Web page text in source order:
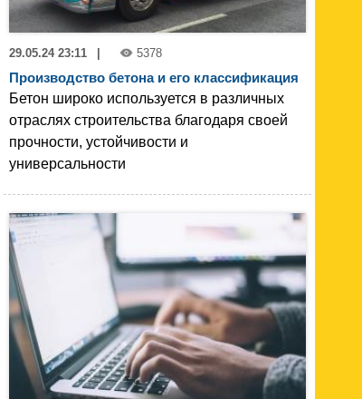
29.05.24 23:11 5378
Производство бетона и его классификация
Бетон широко используется в различных
отраслях строительства благодаря своей
прочности, устойчивости и
универсальности